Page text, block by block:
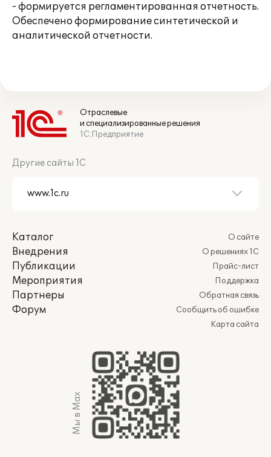
- формируется регламентированная отчетность.
Обеспечено формирование синтетической и
аналитической отчетности.
Отраслевые
и специализированные решения
1С:Предприятие
Другие сайты 1С
Каталог
Внедрения
Публикации
Мероприятия
Партнеры
Форум
О сайте
О решениях 1С
Прайс-лист
Поддержка
Обратная связь
Сообщить об ошибке
Карта сайта
Мы в Max